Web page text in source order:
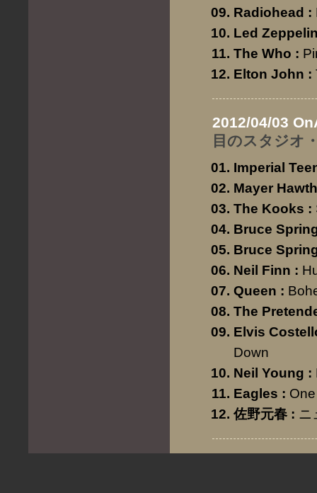
Radiohead :
Led
The Who :
Elton John :
2012/04/03
目のスタジオ
Imperial
Mayer
The Kooks :
Bruce
Bruce
Neil Finn :
Queen :
The
Elvis
Down
Neil Young :
Eagles :
佐野元春 : ニ